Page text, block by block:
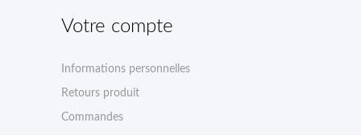
Votre compte
Informations personnelles
Retours produit
Commandes